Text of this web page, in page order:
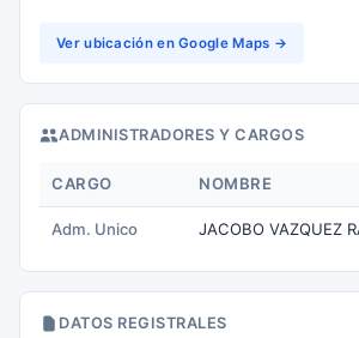
Ver ubicación en Google Maps →
ADMINISTRADORES Y CARGOS
CARGO NOMBRE
Adm. Unico JACOBO VAZQUEZ
DATOS REGISTRALES